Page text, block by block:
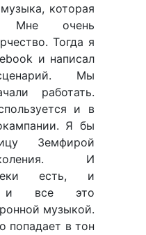
которая
Мне очень
Тогда я
и написал
Мы
работать.
и в
Я бы
Земфирой
И
есть, и
и все это
музыкой.
попадает в тон